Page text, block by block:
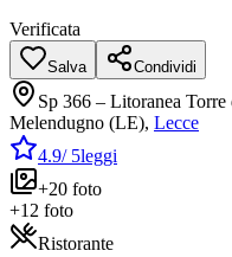
Verificata
Salva Condividi
Sp 366 – Litoranea
Melendugno (LE), Lecce
4.9/ 5leggi
+20 foto
+12 foto
Ristorante